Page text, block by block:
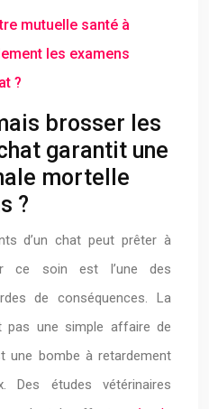
mutuelle santé à
les examens
?
brosser les
garantit une
mortelle
?
d’un chat peut prêter à
ce soin est l’une des
de conséquences. La
pas une simple affaire de
une bombe à retardement
Des études vétérinaires